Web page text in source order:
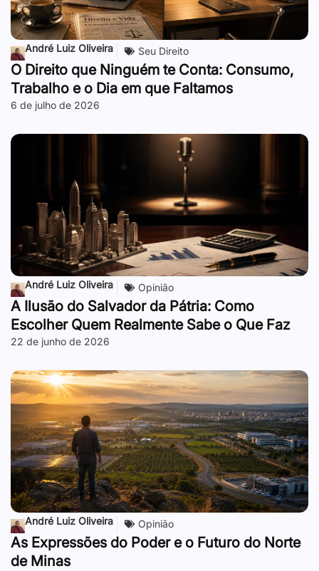
André Luiz Oliveira Seu Direito
O Direito que Ninguém te Conta: Consumo,
Trabalho e o Dia em que Faltamos
6 de julho de 2026
André Luiz Oliveira Opinião
A Ilusão do Salvador da Pátria: Como
Escolher Quem Realmente Sabe o Que Faz
22 de junho de 2026
André Luiz Oliveira Opinião
As Expressões do Poder e o Futuro do Norte
de Minas